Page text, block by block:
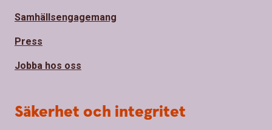
Samhällsengagemang
Press
Jobba hos oss
Säkerhet och integritet